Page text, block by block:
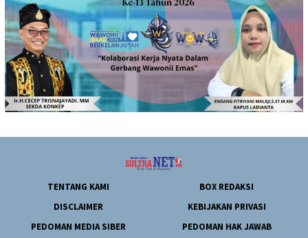
TENTANG KAMI
BOX REDAKSI
DISCLAIMER
KEBIJAKAN PRIVASI
PEDOMAN MEDIA SIBER
PEDOMAN HAK JAWAB